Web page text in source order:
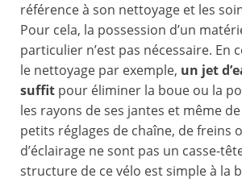
référence à son nettoyage et les
Pour cela, la possession d’un
particulier n’est pas nécessaire. En
le nettoyage par exemple, un jet
suffit pour éliminer la boue ou la
les rayons de ses jantes et même
petits réglages de chaîne, de freins
d’éclairage ne sont pas un casse-
structure de ce vélo est simple à la